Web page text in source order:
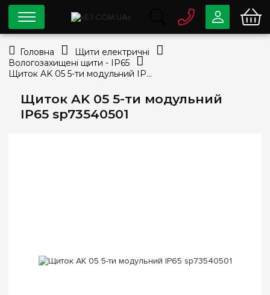
Щиток AK 05 5-ти модульний
IP65 sp73540501
0 800
info@e7.com.ua
Viber Telegram
Головна
Щити електричні
Вологозахищені щити - IP65
Щиток AK 05 5-ти модульний IP65 sp73540501